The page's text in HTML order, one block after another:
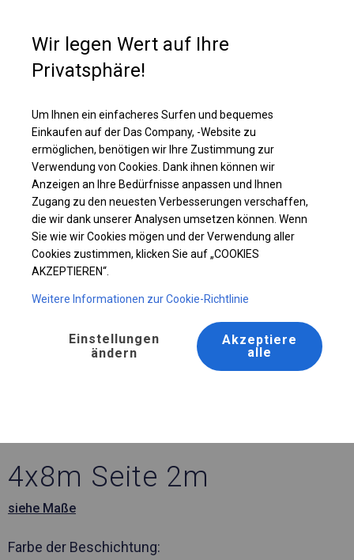
Solides Lager- und Garagenzelt | 4x8 m
4x8m Seite 2m
siehe Maße
Farbe der Beschichtung:
Wir legen Wert auf Ihre
Privatsphäre!
Um Ihnen ein einfacheres Surfen und bequemes
Einkaufen auf der Das Company, -Website zu
ermöglichen, benötigen wir Ihre Zustimmung zur
Verwendung von Cookies. Dank ihnen können wir
Anzeigen an Ihre Bedürfnisse anpassen und Ihnen
Zugang zu den neuesten Verbesserungen verschaffen,
die wir dank unserer Analysen umsetzen können. Wenn
Sie wie wir Cookies mögen und der Verwendung aller
Cookies zustimmen, klicken Sie auf „COOKIES
AKZEPTIEREN“.
Weitere Informationen zur Cookie-Richtlinie
Einstellungen
ändern
Akzeptiere
alle